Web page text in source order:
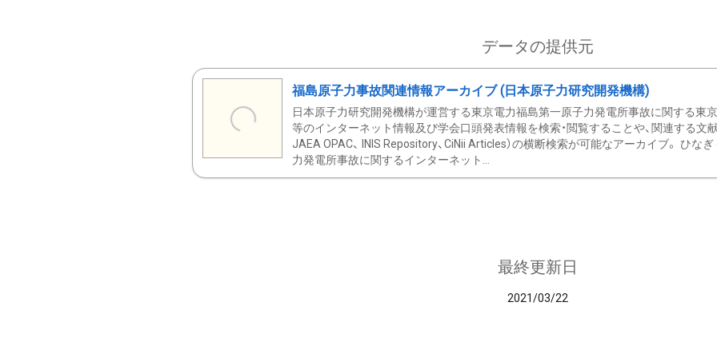
データの提供元
福島原子力事故関連情報アーカイブ (日本原子力研究開発機構)
日本原子力研究開発機構が運営する東京電力福島第一原子力発電所事故に関する東京
等のインターネット情報及び学会口頭発表情報を検索・閲覧することや、関連する文
JAEA OPAC、 INIS Repository、CiNii Articles）の横断検索が可能なアーカイブ。 ひな
力発電所事故に関するインターネット...
最終更新日
2021/03/22